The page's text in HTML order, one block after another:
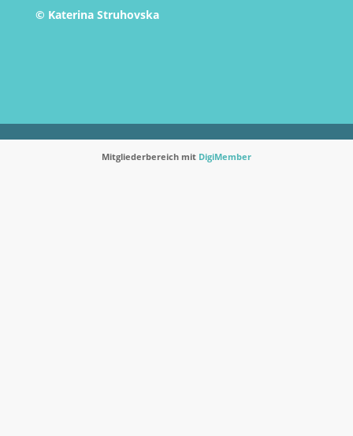
© Katerina Struhovska
Mitgliederbereich mit DigiMember